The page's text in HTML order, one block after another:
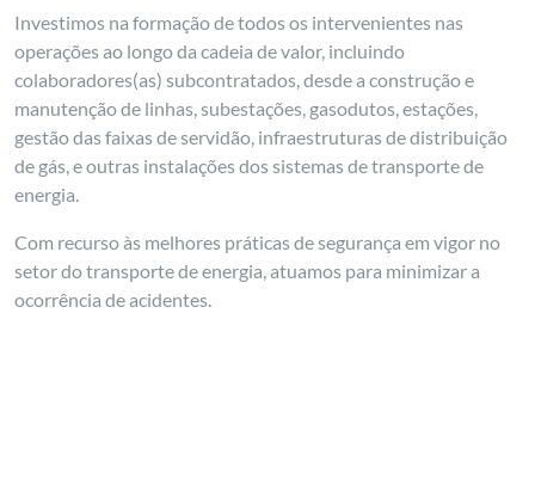
Investimos na formação de todos os intervenientes nas
operações ao longo da cadeia de valor, incluindo
colaboradores(as) subcontratados, desde a construção e
manutenção de linhas, subestações, gasodutos, estações,
gestão das faixas de servidão, infraestruturas de distribuição
de gás, e outras instalações dos sistemas de transporte de
energia.
Com recurso às melhores práticas de segurança em vigor no
setor do transporte de energia, atuamos para minimizar a
ocorrência de acidentes.